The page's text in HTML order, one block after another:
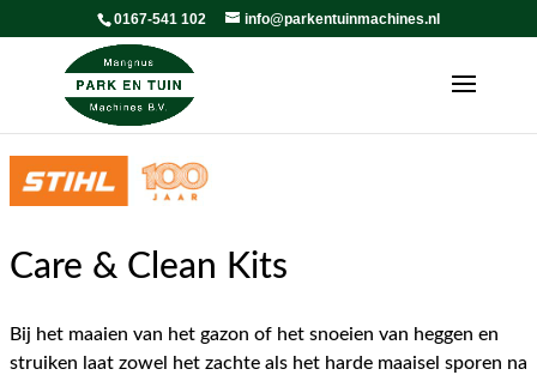
0167-541 102 info@parkentuinmachines.nl
Care & Clean Kits
Bij het maaien van het gazon of het snoeien van heggen en
struiken laat zowel het zachte als het harde maaisel sporen na